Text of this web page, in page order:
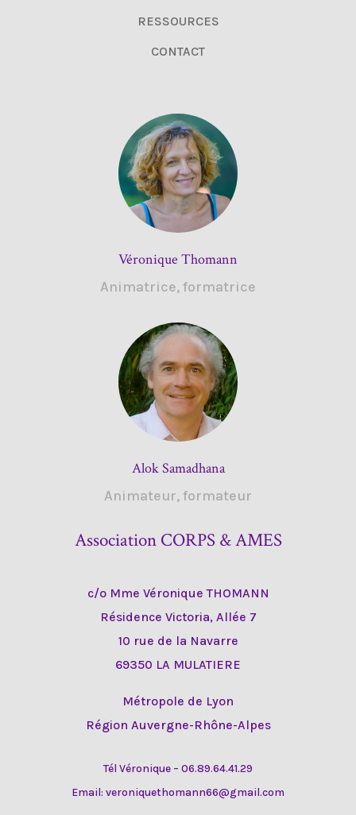
RESSOURCES
CONTACT
Véronique Thomann
Animatrice, formatrice
Alok Samadhana
Animateur, formateur
Association CORPS & AMES
c/o Mme Véronique THOMANN
Résidence Victoria, Allée 7
10 rue de la Navarre
69350 LA MULATIERE
Métropole de Lyon
Région Auvergne-Rhône-Alpes
Tél Véronique – 06.89.64.41.29
Email: veroniquethomann66@gmail.com